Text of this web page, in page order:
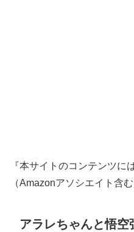
『本サイトのコンテンツに
（Amazonアソシエイト含
アラレちゃんと悟